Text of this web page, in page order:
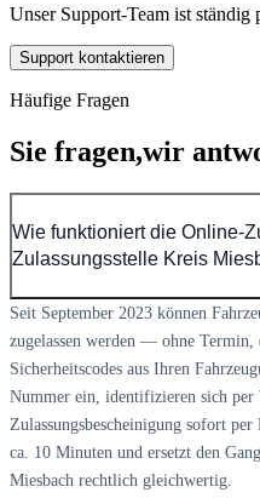
Unser Support-Team ist
Support kontaktieren
Häufige Fragen
Sie fragen,wir
Wie funktioniert die Online-
Zulassungsstelle Kreis
Seit September 2023 können
zugelassen werden — ohne Termin,
Sicherheitscodes aus Ihren
Nummer ein, identifizieren sich
Zulassungsbescheinigung sofort
ca. 10 Minuten und ersetzt den
Miesbach rechtlich gleichwertig.